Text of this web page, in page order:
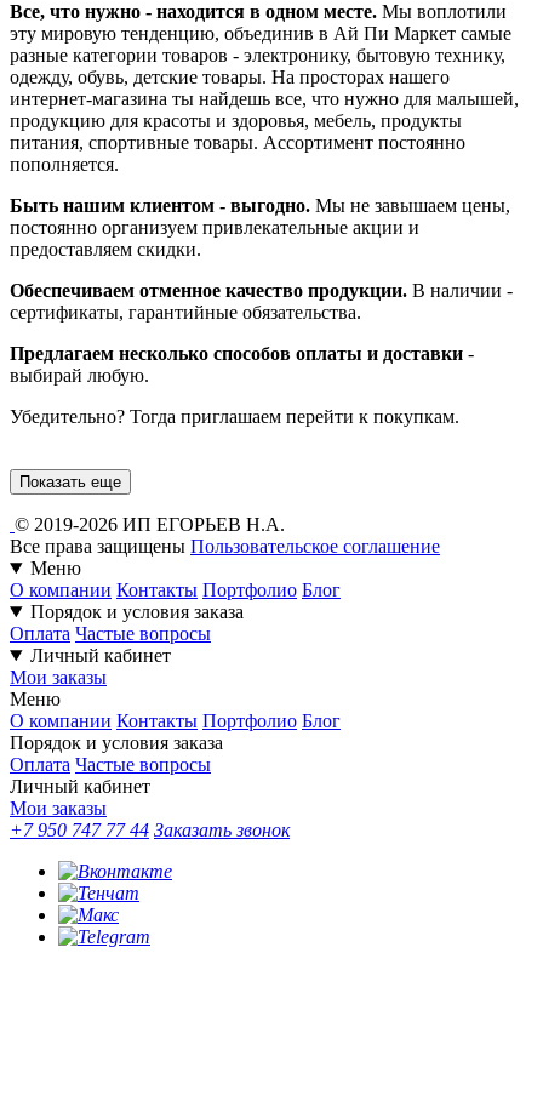
Все, что нужно - находится в одном месте. Мы воплотили
эту мировую тенденцию, объединив в Ай Пи Маркет самые
разные категории товаров - электронику, бытовую технику,
одежду, обувь, детские товары. На просторах нашего
интернет-магазина ты найдешь все, что нужно для малышей,
продукцию для красоты и здоровья, мебель, продукты
питания, спортивные товары. Ассортимент постоянно
пополняется.
Быть нашим клиентом - выгодно. Мы не завышаем цены,
постоянно организуем привлекательные акции и
предоставляем скидки.
Обеспечиваем отменное качество продукции. В наличии -
сертификаты, гарантийные обязательства.
Предлагаем несколько способов оплаты и доставки -
выбирай любую.
Убедительно? Тогда приглашаем перейти к покупкам.
Показать еще
© 2019-2026 ИП ЕГОРЬЕВ Н.А.
Все права защищены Пользовательское соглашение
Меню
О компании Контакты Портфолио Блог
Порядок и условия заказа
Оплата Частые вопросы
Личный кабинет
Мои заказы
Меню
О компании Контакты Портфолио Блог
Порядок и условия заказа
Оплата Частые вопросы
Личный кабинет
Мои заказы
+7 950 747 77 44 Заказать звонок